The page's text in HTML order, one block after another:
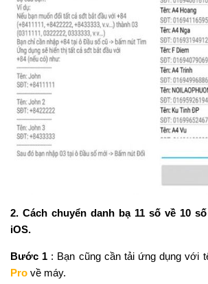
2. Cách chuyển danh bạ 11 số về 10
iOS.
Bước 1 : Bạn cũng cần tải ứng dụng với
Pro về máy.